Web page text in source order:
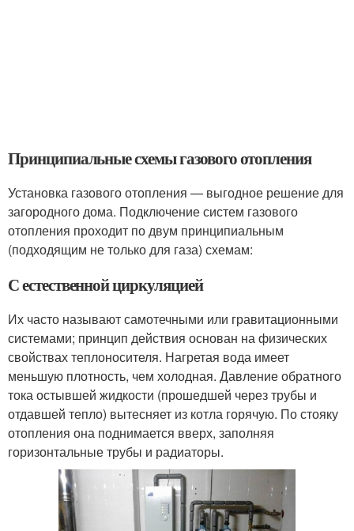
Принципиальные схемы газового отопления
Установка газового отопления — выгодное решение для
загородного дома. Подключение систем газового
отопления проходит по двум принципиальным
(подходящим не только для газа) схемам:
С естественной циркуляцией
Их часто называют самотечными или гравитационными
системами; принцип действия основан на физических
свойствах теплоносителя. Нагретая вода имеет
меньшую плотность, чем холодная. Давление обратного
тока остывшей жидкости (прошедшей через трубы и
отдавшей тепло) вытесняет из котла горячую. По стояку
отопления она поднимается вверх, заполняя
горизонтальные трубы и радиаторы.